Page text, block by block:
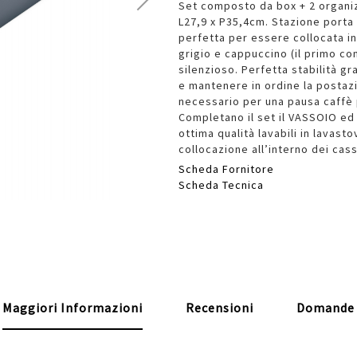
Set composto da box + 2
L27,9 x P35,4cm. Stazione
perfetta per essere collocata
grigio e cappuccino (il primo
silenzioso. Perfetta stabilità
e mantenere in ordine la
necessario per una pausa
Completano il set il VASSOIO
ottima qualità lavabili in
collocazione all’interno dei
Scheda Fornitore
Scheda Tecnica
Maggiori Informazioni Recensioni Domande